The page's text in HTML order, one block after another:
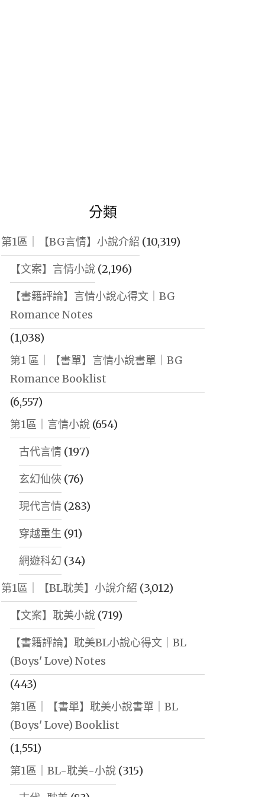
分類
第1區｜【BG言情】小說介紹 (10,319)
【文案】言情小說(2,196)
【書籍評論】言情小說心得文｜BG
Romance Notes
(1,038)
第1 區｜【書單】言情小說書單｜BG
Romance Booklist
(6,557)
第1區｜言情小說(654)
古代言情(197)
玄幻仙俠 (76)
現代言情(283)
穿越重生 (91)
網遊科幻 (34)
第1區｜【BL耽美】小說介紹 (3,012)
【文案】耽美小說(719)
【書籍評論】耽美BL小說心得文｜BL
(Boys' Love) Notes
(443)
第1區｜【書單】耽美小說書單｜BL
(Boys' Love) Booklist
(1,551)
第1區｜BL-耽美-小說(315)